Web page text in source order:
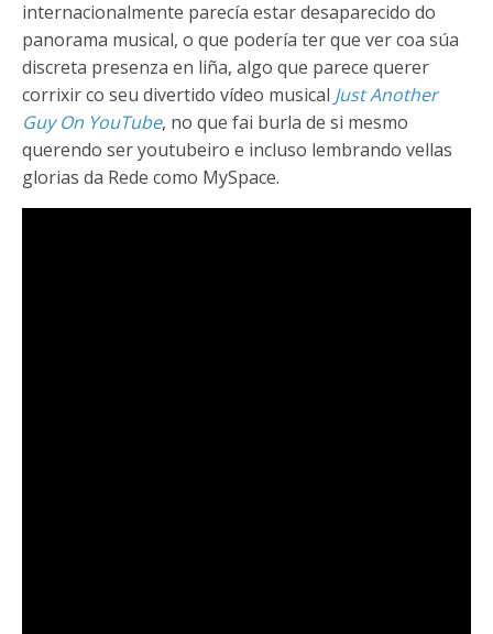
internacionalmente parecía estar desaparecido do
panorama musical, o que podería ter que ver coa súa
discreta presenza en liña, algo que parece querer
corrixir co seu divertido vídeo musical Just Another
Guy On YouTube, no que fai burla de si mesmo
querendo ser youtubeiro e incluso lembrando vellas
glorias da Rede como MySpace.